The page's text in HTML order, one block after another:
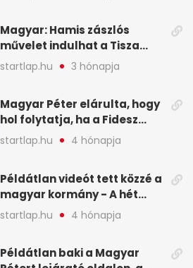
Magyar: Hamis zászlós
művelet indulhat a Tisza
ellen a választás napján - A
hét legfontosabb eseményei
startlap.hu 3 hónapja
Magyar Péter elárulta, hogy
hol folytatja, ha a Fidesz
nyeri a választást - A hét
legfontosabb hírei
startlap.hu 4 hónapja
Példátlan videót tett közzé a
magyar kormány - A hét
legfontosabb hírei
képekben
startlap.hu 4 hónapja
Példátlan baki a Magyar